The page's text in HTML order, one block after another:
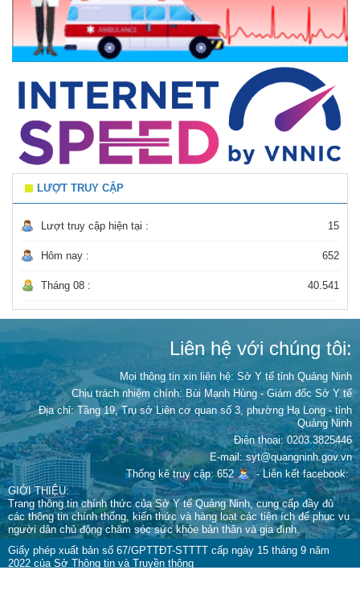
LƯỢT TRUY CẬP
Lượt truy cập hiện tại : 15
Hôm nay : 652
Tháng 08 : 40.541
Liên hệ với chúng tôi:
Mọi thông tin xin liên hệ: Sở Y tế tỉnh Quảng Ninh
Chịu trách nhiệm chính: Bùi Mạnh Hùng - Giám đốc Sở Y tế
Địa chỉ: Tầng 19, Trụ sở Liên cơ quan số 3, phường Hạ Long - tỉnh
Quảng Ninh
Điện thoại: 0203.3825446
E-mail: syt@quangninh.gov.vn
Thống kê truy cập: 652
-Liên kết facebook:
GIỚI THIỆU:
Trang thông tin chính thức của Sở Y tế Quảng Ninh, cung cấp đầy đủ
các thông tin chính thống, kiến thức và hàng loạt các tiện ích để phục vụ
người dân chủ động chăm sóc sức khỏe bản thân và gia đình.
Giấy phép xuất bản số 67/GPTTĐT-STTTT cấp ngày 15 tháng 9 năm
2022 của Sở Thông tin và Truyền thông